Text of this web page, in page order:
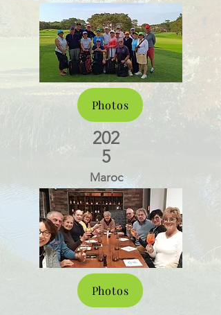
Photos
202
5
Maroc
Photos